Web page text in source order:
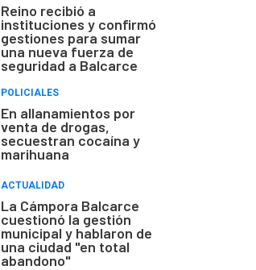
Reino recibió a
instituciones y confirmó
gestiones para sumar
una nueva fuerza de
seguridad a Balcarce
POLICIALES
En allanamientos por
venta de drogas,
secuestran cocaína y
marihuana
ACTUALIDAD
La Cámpora Balcarce
cuestionó la gestión
municipal y hablaron de
una ciudad "en total
abandono"